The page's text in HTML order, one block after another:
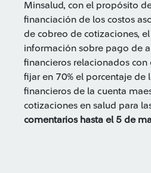
Minsalud, con el propósito
financiación de los costos
de cobreo de cotizaciones,
información sobre pago de
financieros relacionados con
fijar en 70% el porcentaje de
financieros de la cuenta
cotizaciones en salud para
comentarios hasta el 5 de